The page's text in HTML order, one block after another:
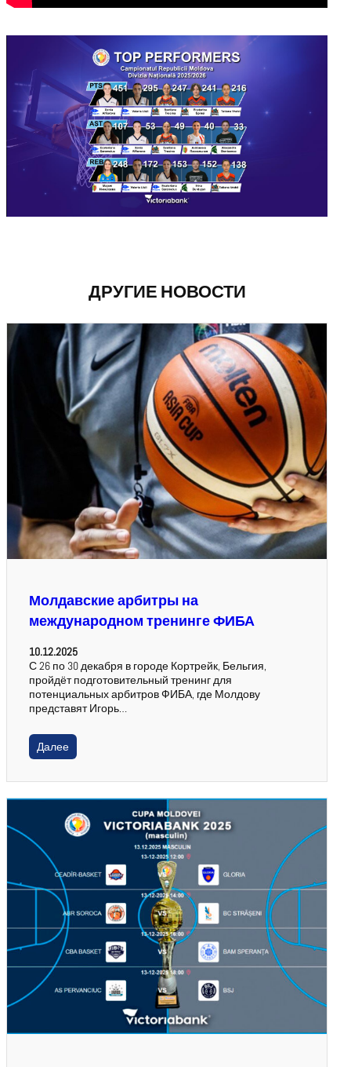
ДРУГИЕ НОВОСТИ
Молдавские арбитры на
международном тренинге ФИБА
10.12.2025
С 26 по 30 декабря в городе Кортрейк, Бельгия,
пройдёт подготовительный тренинг для
потенциальных арбитров ФИБА, где Молдову
представят Игорь…
Далее